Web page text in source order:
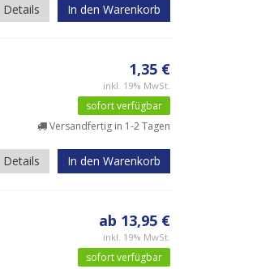
Details In den Warenkorb
1,35 €
inkl. 19% MwSt.
sofort verfügbar
Versandfertig in 1-2 Tagen
Details In den Warenkorb
ab 13,95 €
inkl. 19% MwSt.
sofort verfügbar